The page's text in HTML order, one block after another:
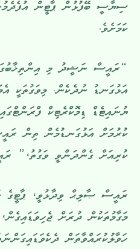
ސިޔާސީ ބޭފުޅުން ޕާޓީން
ކަމަށެވެ.
“ރައީސް ނަޝީދު މި
އަޅުގަނޑު ނުދެކެން. މިވަގުތަކީ
ޔުނައިޓެޑް ޑިމޮކްރެޓިކް
ކުރުމަށް އަޅުގަނޑުމެން ތިން
ކުރިއަށް ގެންދަންވީ ވަގުތު،”
ރައީސް ޞާލިޙް ވިދާޅުވީ، ޕާޓީގެ
މަގާމުތަކުން ދުރަށް
ހަވާލުކުރައްވާތަން